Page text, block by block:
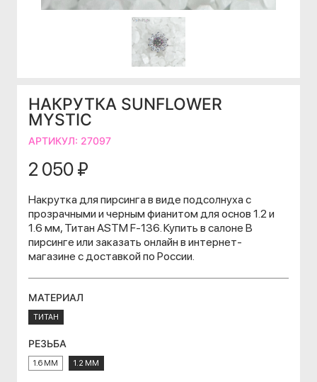
НАКРУТКА SUNFLOWER
MYSTIC
АРТИКУЛ: 27097
2 050 ₽
Накрутка для пирсинга в виде подсолнуха с
прозрачными и черным фианитом для основ 1.2 и
1.6 мм, Титан ASTM F-136. Купить в салоне В
пирсинге или заказать онлайн в интернет-
магазине с доставкой по России.
МАТЕРИАЛ
ТИТАН
РЕЗЬБА
1.6 ММ 1.2 ММ